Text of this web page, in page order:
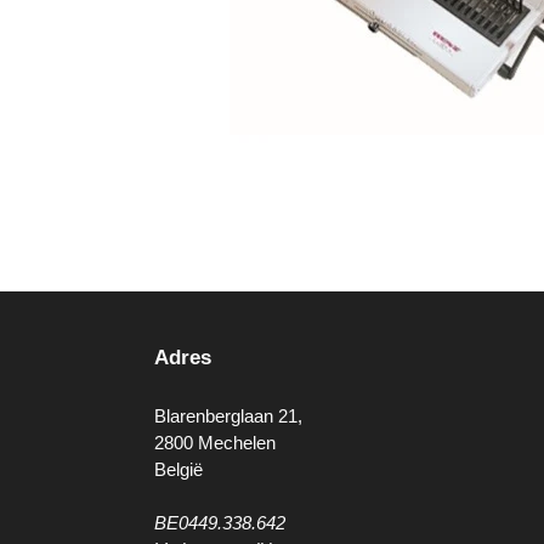
Adres
Blarenberglaan 21,
2800 Mechelen
België
BE0449.338.642